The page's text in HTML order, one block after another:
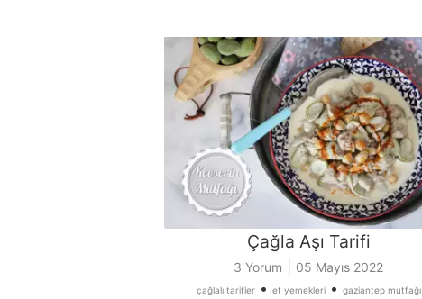
Çağla Aşı Tarifi
3 Yorum 05 Mayıs 2022
çağlalı tarifler• et yemekleri• gaziantep mutfağı